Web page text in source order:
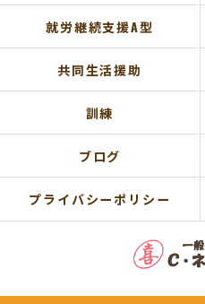
就労継続支援A型
共同生活援助
訓練
ブログ
プライバシーポリシー